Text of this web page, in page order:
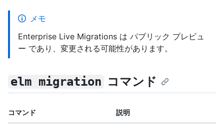
メモ
Enterprise Live Migrations は パブリック プレビュ
ー であり、変更される可能性があります。
elm migration コマンド
コマンド 説明